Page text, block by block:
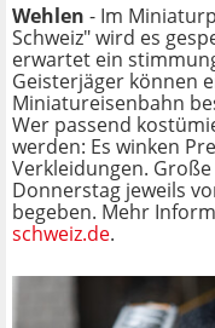
Wehlen - Im
Schweiz" wird es
erwartet ein
Geisterjäger können
Miniatureisenbahn
Wer passend
werden: Es winken
Verkleidungen.
Donnerstag jeweils
begeben. Mehr
schweiz.de.